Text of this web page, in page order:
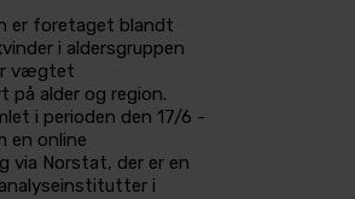
er foretaget blandt
i aldersgruppen
vægtet
alder og region.
i perioden den 17/6 -
en online
via Norstat, der er en
i